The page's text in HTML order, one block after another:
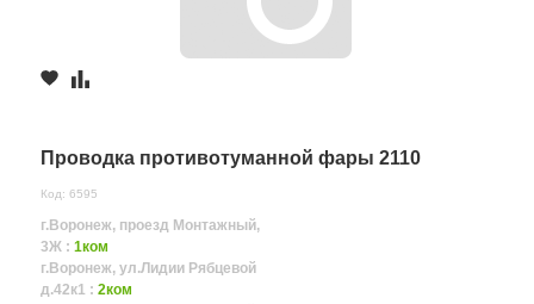
Проводка противотуманной фары 2110
Код: 6595
г.Воронеж, проезд Монтажный,
3Ж : 1ком
г.Воронеж, ул.Лидии Рябцевой
д.42к1 : 2ком